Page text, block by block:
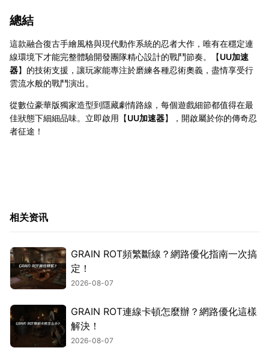
總結
這款融合復古手繪風格與現代動作系統的忍者大作，唯有在穩定連
線環境下才能完整體驗開發團隊精心設計的戰鬥節奏。【UU加速
器】的技術支援，讓玩家能專注於磨練各種忍術奧義，盡情享受行
雲流水般的戰鬥演出。
從數位豪華版獨家造型到隱藏劇情路線，每個遊戲細節都值得在最
佳狀態下細細品味。立即啟用【UU加速器】，開啟屬於你的傳奇忍
者征途！
相关资讯
GRAIN ROT頻繁斷線？網路優化指南一次搞
定！
2026-08-07
GRAIN ROT連線卡頓怎麼辦？網路優化這樣
解決！
2026-08-07